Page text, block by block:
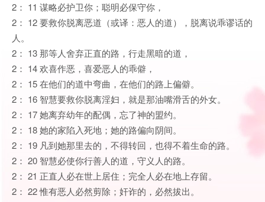
2： 11 谋略必护卫你；聪明必保守你，
2： 12 要救你脱离恶道（或译：恶人的道），脱离说乖谬话的
人。
2： 13 那等人舍弃正直的路，行走黑暗的道，
2： 14 欢喜作恶，喜爱恶人的乖僻，
2： 15 在他们的道中弯曲，在他们的路上偏僻。
2： 16 智慧要救你脱离淫妇，就是那油嘴滑舌的外女。
2： 17 她离弃幼年的配偶，忘了神的盟约。
2： 18 她的家陷入死地；她的路偏向阴间。
2： 19 凡到她那里去的，不得转回，也得不着生命的路。
2： 20 智慧必使你行善人的道，守义人的路。
2： 21 正直人必在世上居住；完全人必在地上存留。
2： 22 惟有恶人必然剪除；奸诈的，必然拔出。